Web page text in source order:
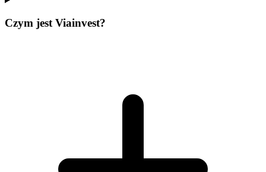
Czym jest Viainvest?